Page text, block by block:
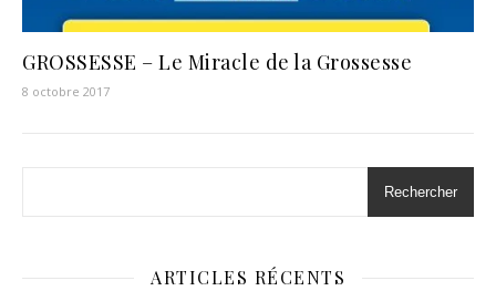
GROSSESSE – Le Miracle de la Grossesse
8 octobre 2017
Rechercher
ARTICLES RÉCENTS